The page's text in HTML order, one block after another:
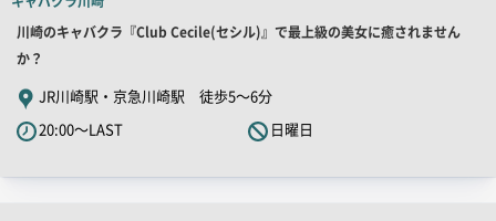
ー
店
舗
PR
キ
ャ
川崎のキャバクラ『Club Cecile(セシル)』で最上級の美女に癒されません
か？
JR川崎駅・京急川崎駅 徒歩5～6分
20:00～LAST
日曜日